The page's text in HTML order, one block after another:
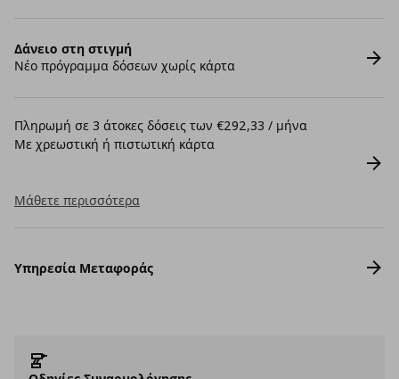
Δάνειο στη στιγμή
Νέο πρόγραμμα δόσεων χωρίς κάρτα
Πληρωμή σε 3 άτοκες δόσεις των €292,33 / μήνα
Με χρεωστική ή πιστωτική κάρτα
Μάθετε περισσότερα
Υπηρεσία Μεταφοράς